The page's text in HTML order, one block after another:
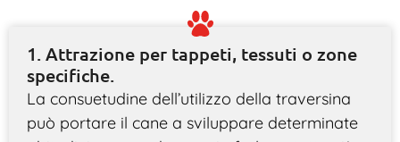
1. Attrazione per tappeti, tessuti o zone
specifiche.
La consuetudine dell’utilizzo della traversina
può portare il cane a sviluppare determinate